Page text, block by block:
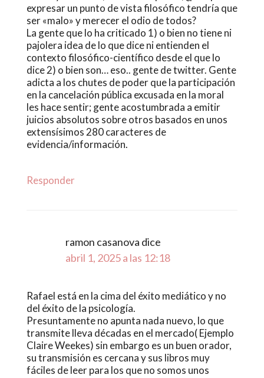
expresar un punto de vista filosófico tendría que
ser «malo» y merecer el odio de todos?
La gente que lo ha criticado 1) o bien no tiene ni
pajolera idea de lo que dice ni entienden el
contexto filosófico-científico desde el que lo
dice 2) o bien son… eso.. gente de twitter. Gente
adicta a los chutes de poder que la participación
en la cancelación pública excusada en la moral
les hace sentir; gente acostumbrada a emitir
juicios absolutos sobre otros basados en unos
extensísimos 280 caracteres de
evidencia/información.
Responder
ramon casanova dice
abril 1, 2025 a las 12:18
Rafael está en la cima del éxito mediático y no
del éxito de la psicología.
Presuntamente no apunta nada nuevo, lo que
transmite lleva décadas en el mercado( Ejemplo
Claire Weekes) sin embargo es un buen orador,
su transmisión es cercana y sus libros muy
fáciles de leer para los que no somos unos